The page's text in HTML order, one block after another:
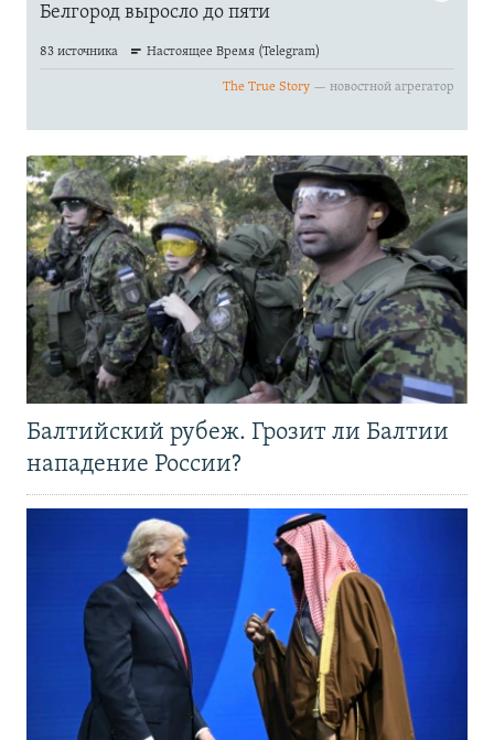
Балтийский рубеж. Грозит ли Балтии
нападение России?